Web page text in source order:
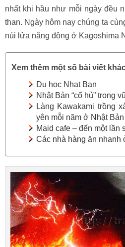
nhất khi hầu như mỗi ngày đều
than. Ngày hôm nay chúng ta
núi lửa năng động ở Kagoshima
Xem thêm một số bài viết
Du hoc Nhat Ban
Nhật Bản “cổ hủ” trong
Làng Kawakami trồng
yên mỗi năm ở Nhật Bản
Maid cafe – đến một lần
Các nhà hàng ăn nhanh